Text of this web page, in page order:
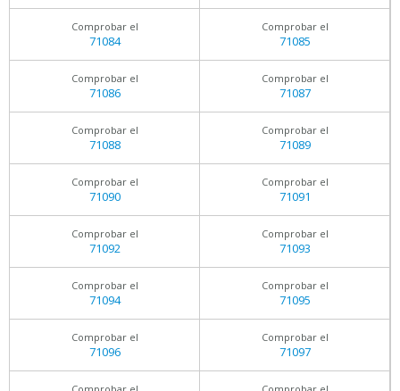
Comprobar el
71084
Comprobar el
71085
Comprobar el
71086
Comprobar el
71087
Comprobar el
71088
Comprobar el
71089
Comprobar el
71090
Comprobar el
71091
Comprobar el
71092
Comprobar el
71093
Comprobar el
71094
Comprobar el
71095
Comprobar el
71096
Comprobar el
71097